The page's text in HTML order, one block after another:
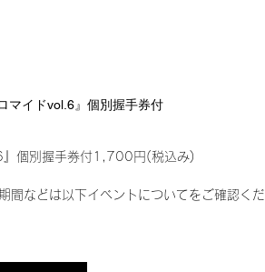
マイドvol.6』個別握手券付
』個別握手券付1,700円(税込み)
間などは以下イベントについてをご確認くだ